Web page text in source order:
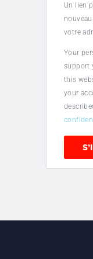
Un lien
votre
Your
support
this
your